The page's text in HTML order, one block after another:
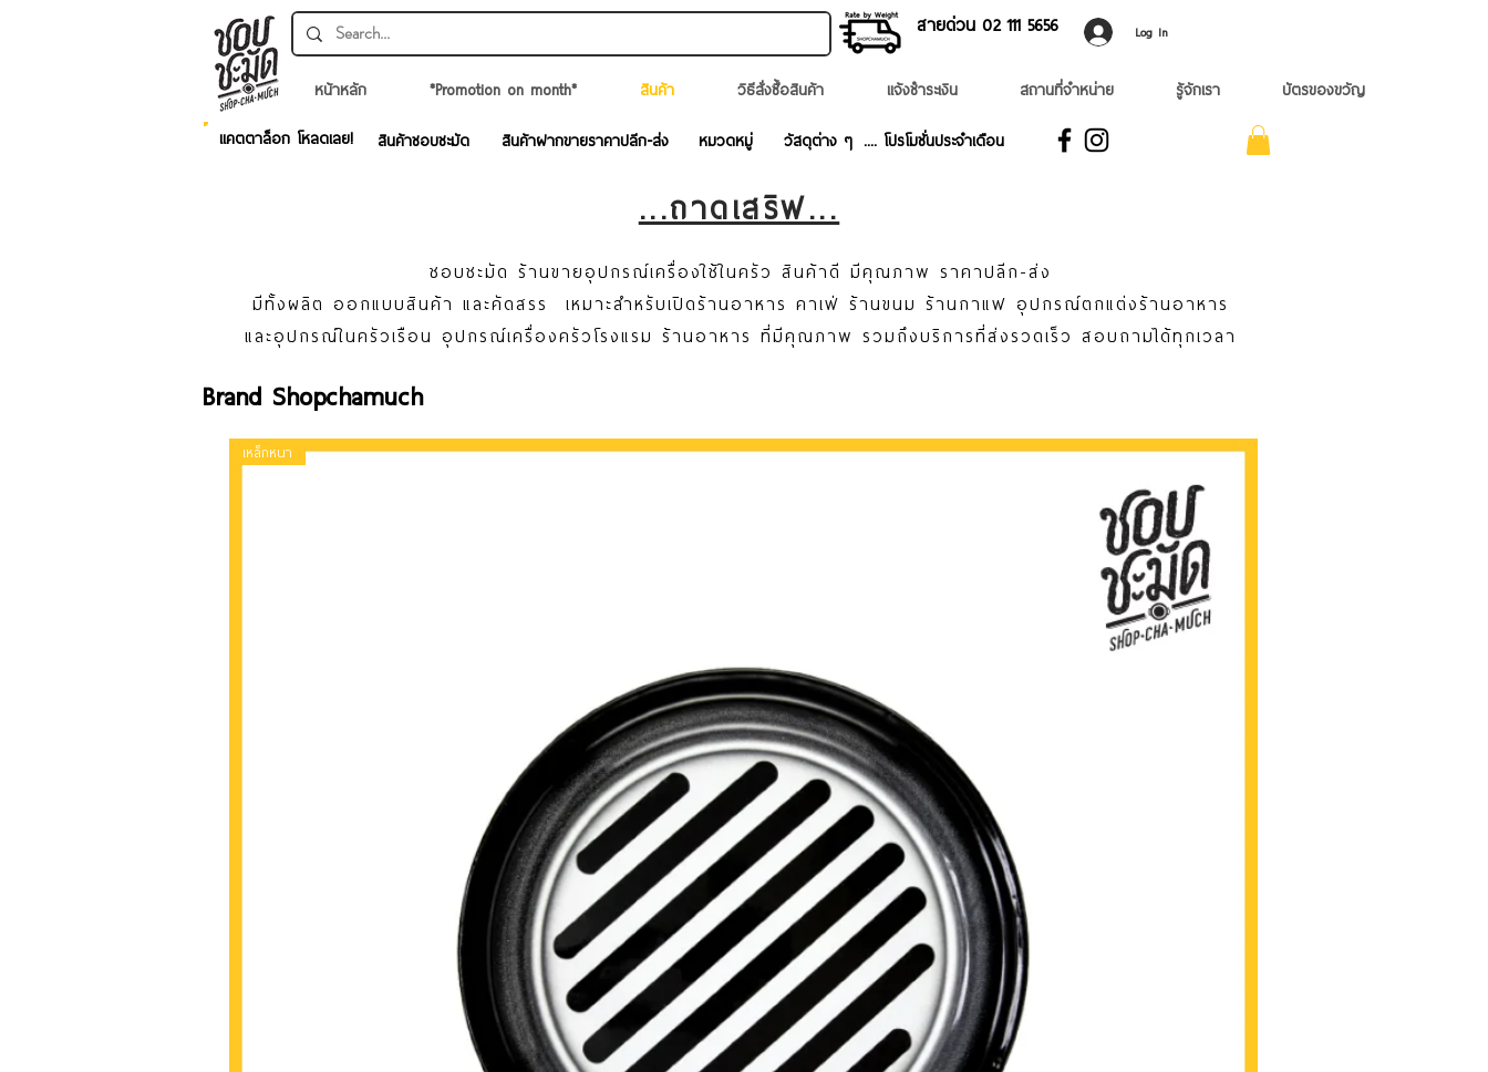
สายด่วน 02 ​111 5656 Log In
หน้าหลัก *Promotion on month* สินค้า วิธีสั่งซื้อสินค้า แจ้งชำระเงิน สถานที่จำหน่าย รู้จักเรา บัตรของขวัญ
สินค้าชอบชะมัด สินค้าฝากขายราคาปลีก-ส่ง หมวดหมู่ วัสดุต่าง ๆ .... โปรโมชั่นประจำเดือน
แคตตาล็อก โหลดเลย!
...ถาดเสริฟ...
ชอบชะมัด ร้านขายอุปกรณ์เครื่องใช้ในครัว สินค้าดี มีคุณภาพ ราคาปลีก-ส่ง
มีทั้งผลิต ออกแบบสินค้า และคัดสรร เหมาะสำหรับเปิดร้านอาหาร คาเฟ่ ร้านขนม ร้านกาแฟ อุปกรณ์ตกแต่งร้านอาหาร
และอุปกรณ์ในครัวเรือน อุปกรณ์เครื่องครัวโรงแรม ร้านอาหาร ที่มีคุณภาพ รวมถึงบริการที่ส่งรวดเร็ว สอบถามได้ทุกเวลา
Brand Shopchamuch
เหล็กหนา